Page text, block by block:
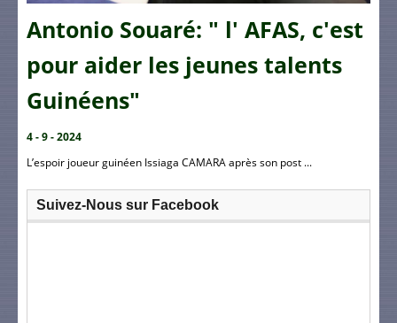
Antonio Souaré: " l' AFAS, c'est
pour aider les jeunes talents
Guinéens"
4 - 9 - 2024
L’espoir joueur guinéen Issiaga CAMARA après son post ...
Suivez-Nous sur Facebook